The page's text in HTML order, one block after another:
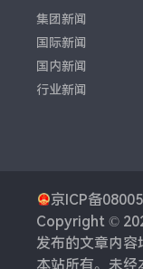
集团新闻
国际新闻
国内新闻
行业新闻
京ICP备
Copyright ©
发布的文章内容
本站所有。未